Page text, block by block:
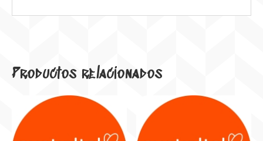
Productos relacionados